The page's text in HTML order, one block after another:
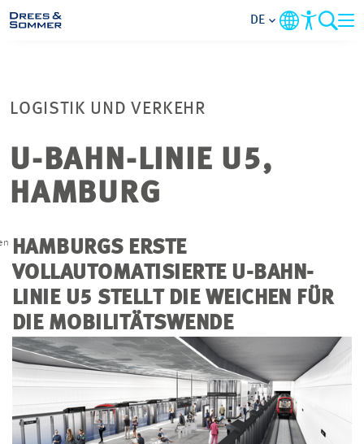
UNTERNEHMEN
KARRIERE
PROJEKTE
KONTAKT
DE
LOGISTIK UND VERKEHR
U-BAHN-LINIE U5,
HAMBURG
HAMBURGS ERSTE
VOLLAUTOMATISIERTE U-BAHN-
LINIE U5 STELLT DIE WEICHEN FÜR
DIE MOBILITÄTSWENDE